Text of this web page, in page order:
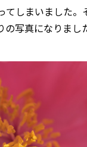
てしまいました。
写真になりまし